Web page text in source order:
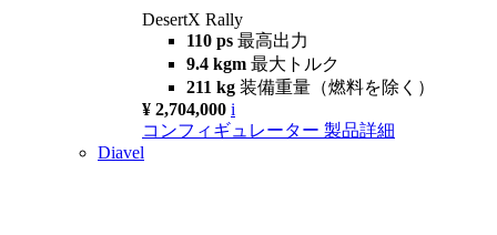
DesertX Rally
110 ps 最高出力
9.4 kgm 最大トルク
211 kg 装備重量（燃料を除く）
¥ 2,704,000 i
コンフィギュレーター 製品詳細
Diavel